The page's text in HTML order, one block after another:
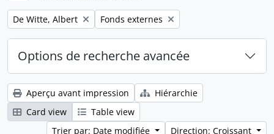
Remove filter:
De Witte, Albert Remove filter:
Fonds externes
Options de recherche avancée
Aperçu avant impression
Hiérarchie
Card view
Table view
Trier par: Date modifiée
Direction: Croissant